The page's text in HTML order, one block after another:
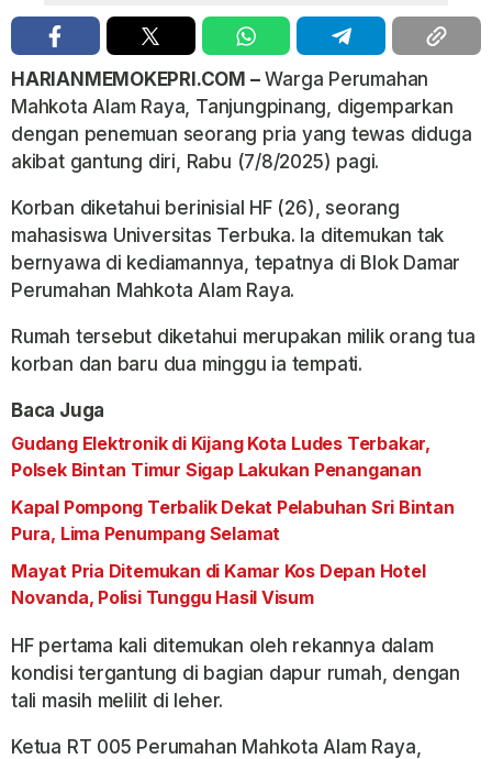
HARIANMEMOKEPRI.COM –Warga Perumahan
Mahkota Alam Raya, Tanjungpinang, digemparkan
dengan penemuan seorang pria yang tewas diduga
akibat gantung diri, Rabu (7/8/2025) pagi.
Korban diketahui berinisial HF (26), seorang
mahasiswa Universitas Terbuka. Ia ditemukan tak
bernyawa di kediamannya, tepatnya di Blok Damar
Perumahan Mahkota Alam Raya.
Rumah tersebut diketahui merupakan milik orang tua
korban dan baru dua minggu ia tempati.
Baca Juga
Gudang Elektronik di Kijang Kota Ludes Terbakar,
Polsek Bintan Timur Sigap Lakukan Penanganan
Kapal Pompong Terbalik Dekat Pelabuhan Sri Bintan
Pura, Lima Penumpang Selamat
Mayat Pria Ditemukan di Kamar Kos Depan Hotel
Novanda, Polisi Tunggu Hasil Visum
HF pertama kali ditemukan oleh rekannya dalam
kondisi tergantung di bagian dapur rumah, dengan
tali masih melilit di leher.
Ketua RT 005 Perumahan Mahkota Alam Raya,